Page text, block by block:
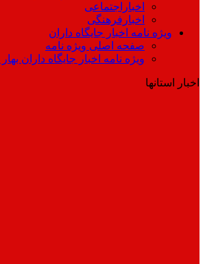
اخباراجتماعی
اخبارفرهنگی
ویژه نامه اخبار جایگاه داران
صفحه اصلی ویژه نامه
ویژه نامه اخبار جایگاه داران بهار ۱۴۰۱
اخبار استانها